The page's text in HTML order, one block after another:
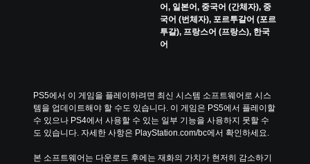
어, 일본어, 중국어 (간체자), 중
국어 (번체자), 포르투갈어 (포르
투갈), 프랑스어 (프랑스), 한국
어
PS5에서 이 게임을 플레이하려면 최신 시스템 소프트웨어로 시스
템을 업데이트해야 할 수도 있습니다. 이 게임은 PS5에서 플레이할
수 있으나 PS4에서 사용할 수 있는 일부 기능을 사용하지 못할 수
도 있습니다. 자세한 사항은 PlayStation.com/bc에서 확인하세요.
본 소프트웨어는 다운로드 후에는 재화의 가치가 현저히 감소하기